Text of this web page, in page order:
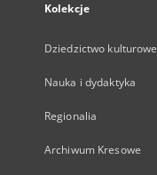
Kolekcje
Dziedzictwo kulturowe
Nauka i dydaktyka
Regionalia
Archiwum Kresowe